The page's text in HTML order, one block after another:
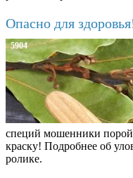
Опасно для
5904
специй мошенники
краску! Подробнее об
ролике.